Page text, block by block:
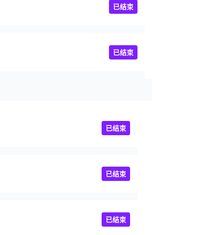
已结束
已结束
已结束
已结束
已结束